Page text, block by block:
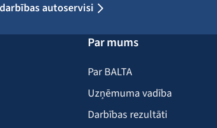
autoservisi
Par mums
Par BALTA
Uzņēmuma vadība
Darbības rezultāti